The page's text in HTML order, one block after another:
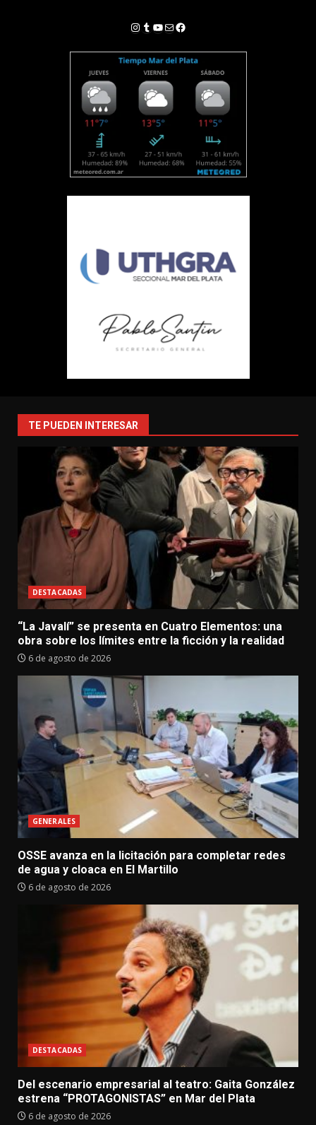
Instagram
Tumblr
YouTube
Correo electrónico
Facebook
TE PUEDEN INTERESAR
DESTACADAS
“La Javalí” se presenta en Cuatro Elementos: una
obra sobre los límites entre la ficción y la realidad
6 de agosto de 2026
GENERALES
OSSE avanza en la licitación para completar redes
de agua y cloaca en El Martillo
6 de agosto de 2026
DESTACADAS
Del escenario empresarial al teatro: Gaita González
estrena “PROTAGONISTAS” en Mar del Plata
6 de agosto de 2026